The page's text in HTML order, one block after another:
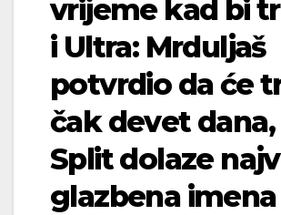
vrijeme kad bi
i Ultra: Mrduljaš
potvrdio da će
čak devet dana,
Split dolaze
glazbena imena